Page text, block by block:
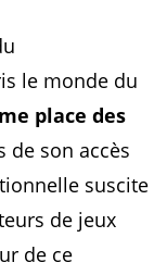
le monde du
place des
de son accès
suscite
de jeux
de ce